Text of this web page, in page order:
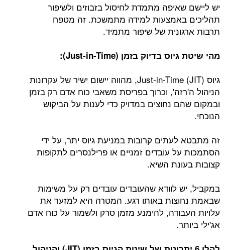
יש ליישם שאיפה מתמדת לחיסול בזבוזים ולשיפור
תהליכים באמצעות למידה מתמשכת. זה מטפח
תרבות ארגונית של שיפור מתמיד.
מהי שיטת גיוס בדיוק בזמן (Just-in-Time
):
גיוס Just-in-Time (JIT), מהווה יישום ישיר של עקרונות
הניהול ה'רזה', וכרוך בפריסת משאבי כוח אדם רק בזמן
ובמקום שהם נחוצים במדויק כדי לענות על הביקוש
הנוכחי.
זה מתבטא לעתים קרובות במניעת גיוס יתר, על ידי
הסתמכות על עובדים זמניים או פרילנסרים לתקופות
קצובות בעונת השיא.
במקביל, יש לוודא שהעובדים עובדים רק על משימות
שבאמת נחוצות באותו רגע. המטרה היא למזער את
עלויות העבודה, להימנע מזמן סרק ולשמור על כוח אדם
אג'ילי ביותר.